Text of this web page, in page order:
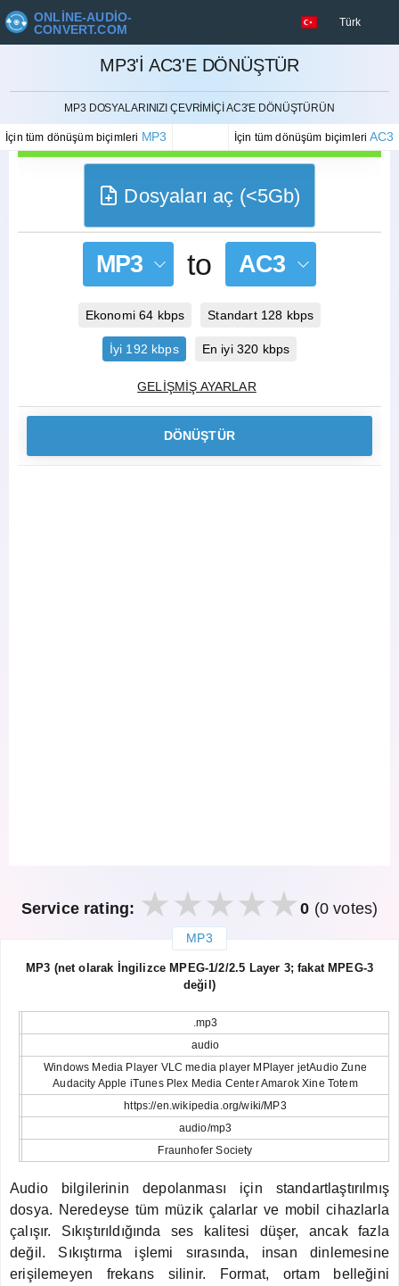
ONLINE-AUDIO-
CONVERT.COM
Türk
MP3'I AC3'E DÖNÜŞTÜR
MP3 DOSYALARINIZI ÇEVRIMIÇI AC3'E DÖNÜŞTÜRÜN
İçin tüm dönüşüm biçimleri MP3 İçin tüm dönüşüm biçimleriAC3
İPTAL ETMEK
Dosyaları aç (<5Gb)
MP3 to AC3
Ekonomi 64 kbps Standart 128 kbps
İyi 192 kbps En iyi 320 kbps
GELIŞMIŞ AYARLAR
DÖNÜŞTÜR
Service rating: 0 (0 votes)
MP3
MP3 (net olarak İngilizce MPEG-1/2/2.5 Layer 3; fakat MPEG-3
değil)
.mp3
audio
Windows Media Player VLC media player MPlayer jetAudio Zune
Audacity Apple iTunes Plex Media Center Amarok Xine Totem
https://en.wikipedia.org/wiki/MP3
audio/mp3
Fraunhofer Society
Audio bilgilerinin depolanması için standartlaştırılmış
dosya. Neredeyse tüm müzik çalarlar ve mobil cihazlarla
çalışır. Sıkıştırıldığında ses kalitesi düşer, ancak fazla
değil. Sıkıştırma işlemi sırasında, insan dinlemesine
erişilemeyen frekans silinir. Format, ortam belleğini